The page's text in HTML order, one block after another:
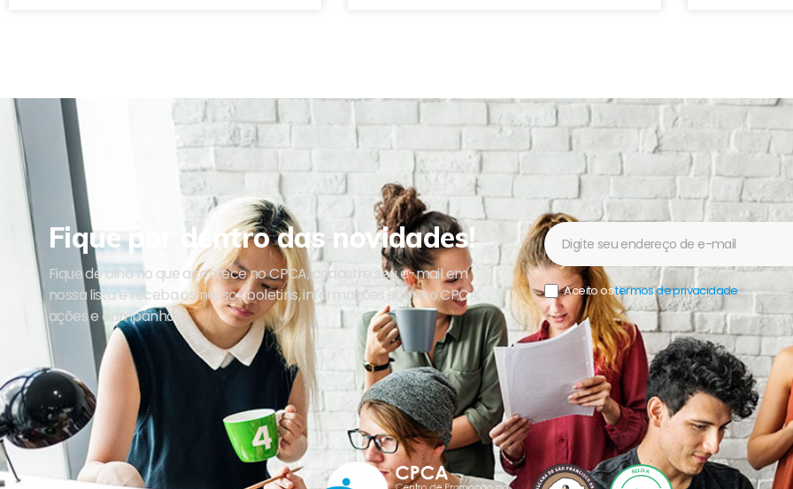
Fique por dentro das novidades!
Fique de olho no que acontece no CPCA, cadastre seu e-mail em
nossa lista e receba os nossos boletins, informações sobre o CPCA,
ações e campanhas.
Newsletter
Aceito ostermos de privacidade.